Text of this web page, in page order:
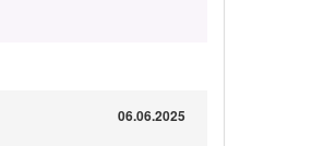
06.06.2025